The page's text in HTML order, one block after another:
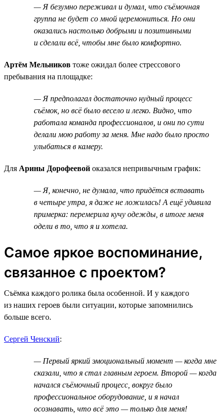
— Я безумно переживал и думал, что съёмочная
группа не будет со мной церемониться. Но они
оказались настолько добрыми и позитивными
и сделали всё, чтобы мне было комфортно.
Артём Мельников тоже ожидал более стрессового
пребывания на площадке:
— Я предполагал достаточно нудный процесс
съёмок, но всё было весело и легко. Видно, что
работала команда профессионалов, и они по сути
делали мою работу за меня. Мне надо было просто
улыбаться в камеру.
Для Арины Дорофеевой оказался непривычным график:
— Я, конечно, не думала, что придётся вставать
в четыре утра, я даже не ложилась! А ещё удивила
примерка: перемерила кучу одежды, в итоге меня
одели в то, что я и хотела.
Самое яркое воспоминание,
связанное с проектом?
Съёмка каждого ролика была особенной. И у каждого
из наших героев были ситуации, которые запомнились
больше всего.
Сергей Ченский:
— Первый яркий эмоциональный момент — когда мне
сказали, что я стал главным героем. Второй — когда
начался съёмочный процесс, вокруг было
профессиональное оборудование, и я начал
осознавать, что всё это — только для меня!